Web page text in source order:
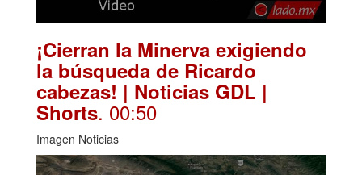
¡Cierran la Minerva exigiendo
la búsqueda de Ricardo
cabezas! | Noticias GDL |
Shorts. 00:50
Imagen Noticias